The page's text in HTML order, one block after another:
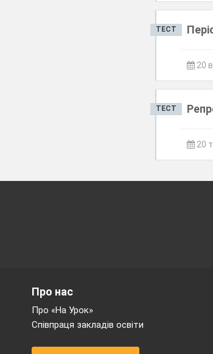
ТЕСТ
20
ТЕСТ
20
Про нас
Про «На Урок»
Співпраця закладів освіти